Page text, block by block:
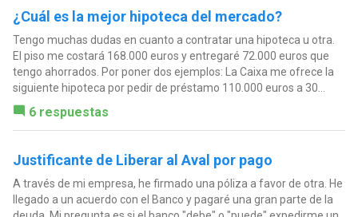
¿Cuál es la mejor hipoteca del mercado?
Tengo muchas dudas en cuanto a contratar una hipoteca u otra.
El piso me costará 168.000 euros y entregaré 72.000 euros que
tengo ahorrados. Por poner dos ejemplos: La Caixa me ofrece la
siguiente hipoteca por pedir de préstamo 110.000 euros a 30...
6 respuestas
Justificante de Liberar al Aval por pago
A través de mi empresa, he firmado una póliza a favor de otra. He
llegado a un acuerdo con el Banco y pagaré una gran parte de la